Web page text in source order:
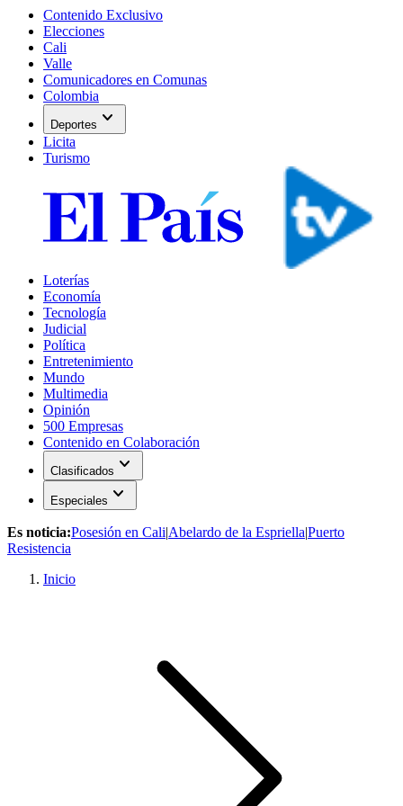
Contenido Exclusivo
Elecciones
Cali
Valle
Comunicadores en Comunas
Colombia
Deportes expand_more
Licita
Turismo
Loterías
Economía
Tecnología
Judicial
Política
Entretenimiento
Mundo
Multimedia
Opinión
500 Empresas
Contenido en Colaboración
Clasificados expand_more
Especiales expand_more
Es noticia:Posesión en Cali|Abelardo de la Espriella|Puerto
Resistencia
Inicio